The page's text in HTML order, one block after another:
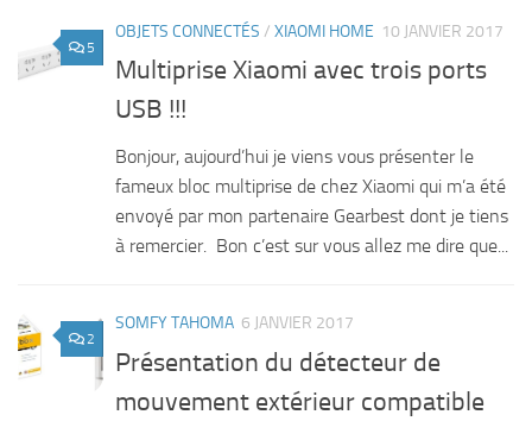
5
OBJETS CONNECTÉS / XIAOMI HOME 10 JANVIER 2017
Multiprise Xiaomi avec trois ports
USB !!!
Bonjour, aujourd’hui je viens vous présenter le
fameux bloc multiprise de chez Xiaomi qui m’a été
envoyé par mon partenaire Gearbest dont je tiens
à remercier. Bon c’est sur vous allez me dire que...
2
SOMFY TAHOMA 6 JANVIER 2017
Présentation du détecteur de
mouvement extérieur compatible